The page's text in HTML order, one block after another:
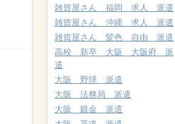
雑貨屋さん 福岡 求人 派遣
雑貨屋さん 沖縄 求人 派遣
雑貨屋さん 髪色 自由 派遣
高校 新卒 大阪 大阪府 派
遣
大阪 野球 派遣
大阪 法務局 派遣
大阪 鍍金 派遣